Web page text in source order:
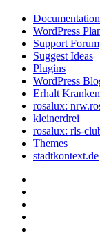
Documentation
WordPress
Support Forum
Suggest Ideas
Plugins
WordPress
Erhalt
rosalux:
kleinerdrei
rosalux: rls-
Themes
stadtkontext.de